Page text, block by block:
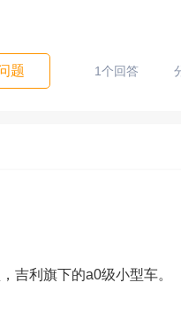
题 1个回答
吉利旗下的a0级小型车。